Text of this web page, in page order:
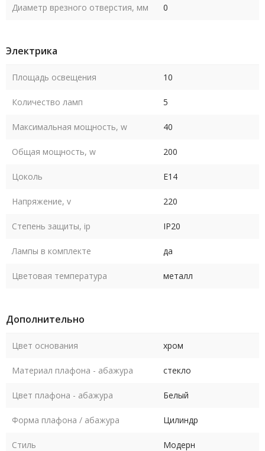
Диаметр врезного отверстия, мм 0
Электрика
Площадь освещения 10
Количество ламп 5
Максимальная мощность, w 40
Общая мощность, w 200
Цоколь E14
Напряжение, v 220
Степень защиты, ip IP20
Лампы в комплекте да
Цветовая температура металл
Дополнительно
Цвет основания хром
Материал плафона - абажура стекло
Цвет плафона - абажура Белый
Форма плафона / абажура Цилиндр
Стиль Модерн